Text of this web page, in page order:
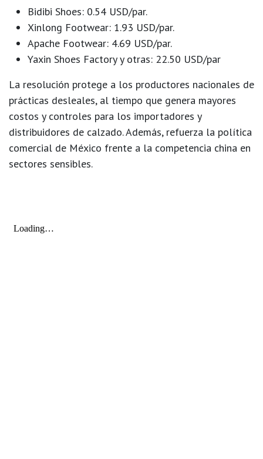
Bidibi Shoes: 0.54 USD/par.
Xinlong Footwear: 1.93 USD/par.
Apache Footwear: 4.69 USD/par.
Yaxin Shoes Factory y otras: 22.50 USD/par
La resolución protege a los productores nacionales de
prácticas desleales, al tiempo que genera mayores
costos y controles para los importadores y
distribuidores de calzado. Además, refuerza la política
comercial de México frente a la competencia china en
sectores sensibles.